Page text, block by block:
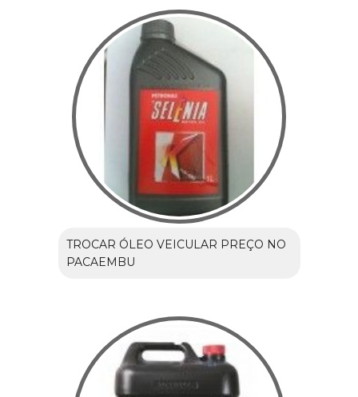
TROCAR ÓLEO VEICULAR PREÇO NO
PACAEMBU